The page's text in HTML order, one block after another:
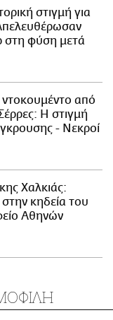
στιγμή για
στη φύση μετά
ντοκουμέντο από
Η στιγμή
- Νεκροί
Χαλκιάς:
κηδεία του
Αθηνών